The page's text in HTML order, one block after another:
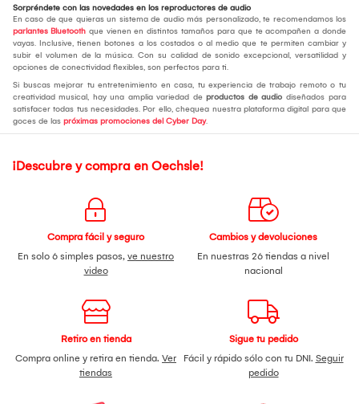
Sorpréndete con las novedades en los reproductores de audio
En caso de que quieras un sistema de audio más personalizado, te recomendamos los
parlantes Bluetooth que vienen en distintos tamaños para que te acompañen a donde
vayas. Inclusive, tienen botones a los costados o al medio que te permiten cambiar y
subir el volumen de la música. Con su calidad de sonido excepcional, versatilidad y
opciones de conectividad flexibles, son perfectos para ti.
Si buscas mejorar tu entretenimiento en casa, tu experiencia de trabajo remoto o tu
creatividad musical, hay una amplia variedad de productos de audio diseñados para
satisfacer todas tus necesidades. Por ello, chequea nuestra plataforma digital para que
goces de las próximas promociones del Cyber Day.
¡Descubre y compra en Oechsle!
Compra fácil y seguro
En solo 6 simples pasos, ve nuestro
video
Cambios y devoluciones
En nuestras 26 tiendas a nivel
nacional
Retiro en tienda
Compra online y retira en tienda. Ver
tiendas
Sigue tu pedido
Fácil y rápido sólo con tu DNI. Seguir
pedido